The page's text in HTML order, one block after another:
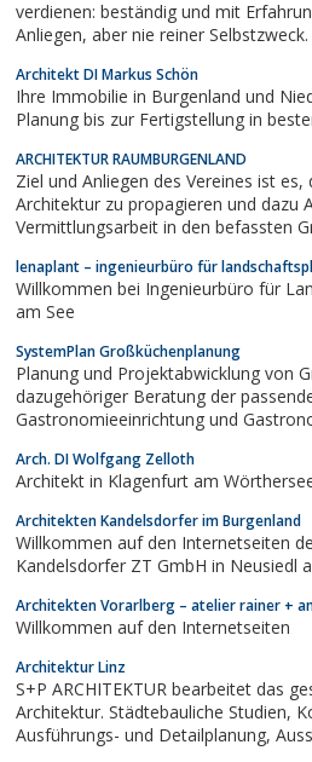
verdienen: beständig und mit
Architekt DI Markus Schön
Ihre Immobilie in Burgenland und
Planung bis zur Fertigstellung in
ARCHITEKTUR RAUMBURGENLAND
Ziel und Anliegen des Vereines ist es, die zeitgenössische
Architektur zu propagieren und dazu
Vermittlungsarbeit in den befassten
lenaplant – ingenieurbüro für
Willkommen bei Ingenieurbüro für
am See
SystemPlan Großküchenplanung
Planung und Projektabwicklung von
dazugehöriger Beratung der
Gastronomieeinrichtung und
Küchenplanung von
Großküchengeräten. Egal ob
Arch. DI Wolfgang Zelloth
Architekten Kandelsdorfer im Burgenland
Willkommen auf den Internetseiten
Kandelsdorfer ZT GmbH in Neusiedl
Architekten Vorarlberg – atelier rainer +
Willkommen auf den Internetseiten
Architektur Linz
S+P ARCHITEKTUR bearbeitet das
Architektur. Städtebauliche Studien, Konzeption und Entwurf,
Ausführungs- und Detailplanung, Ausschreibung und